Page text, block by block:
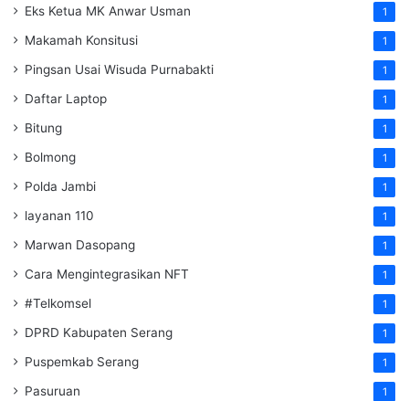
Eks Ketua MK Anwar Usman 1
Makamah Konsitusi 1
Pingsan Usai Wisuda Purnabakti 1
Daftar Laptop 1
Bitung 1
Bolmong 1
Polda Jambi 1
layanan 110 1
Marwan Dasopang 1
Cara Mengintegrasikan NFT 1
#Telkomsel 1
DPRD Kabupaten Serang 1
Puspemkab Serang 1
Pasuruan 1